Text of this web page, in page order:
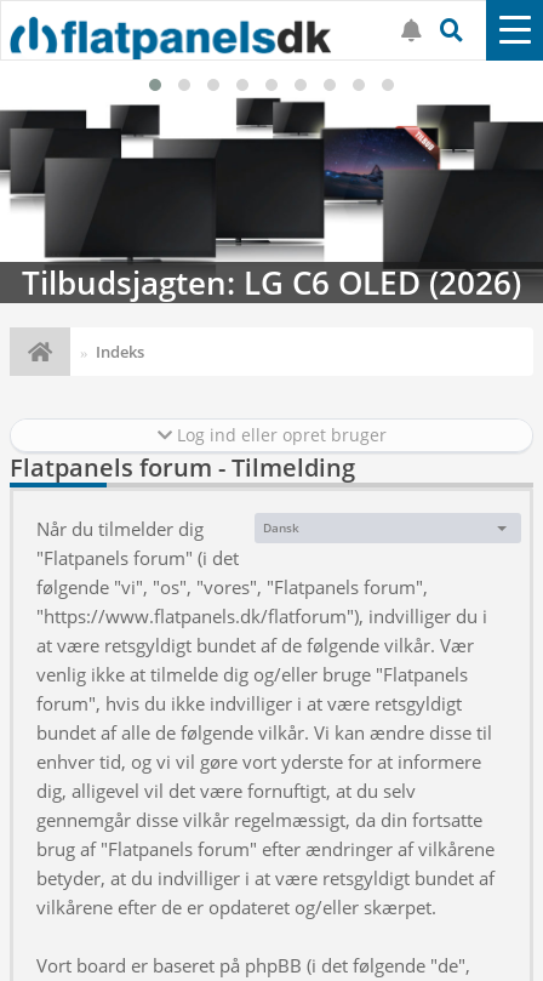
Tilbudsjagten: LG C6 OLED (2026)
Indeks
Log ind eller opret bruger
Flatpanels forum - Tilmelding
Sprog:
Dansk
Når du tilmelder dig
"Flatpanels forum" (i det
følgende "vi", "os", "vores", "Flatpanels forum",
"https://www.flatpanels.dk/flatforum"), indvilliger du i
at være retsgyldigt bundet af de følgende vilkår. Vær
venlig ikke at tilmelde dig og/eller bruge "Flatpanels
forum", hvis du ikke indvilliger i at være retsgyldigt
bundet af alle de følgende vilkår. Vi kan ændre disse til
enhver tid, og vi vil gøre vort yderste for at informere
dig, alligevel vil det være fornuftigt, at du selv
gennemgår disse vilkår regelmæssigt, da din fortsatte
brug af "Flatpanels forum" efter ændringer af vilkårene
betyder, at du indvilliger i at være retsgyldigt bundet af
vilkårene efter de er opdateret og/eller skærpet.
Vort board er baseret på phpBB (i det følgende "de",